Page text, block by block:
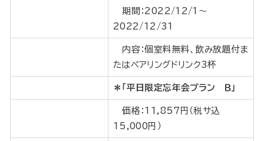
期間：2022/12/1～
2022/12/31
内容：個室料無料、飲み放題付ま
たはペアリングドリンク3杯
＊「平日限定忘年会プラン Ｂ」
価格：11,857円（税サ込
15,000円）